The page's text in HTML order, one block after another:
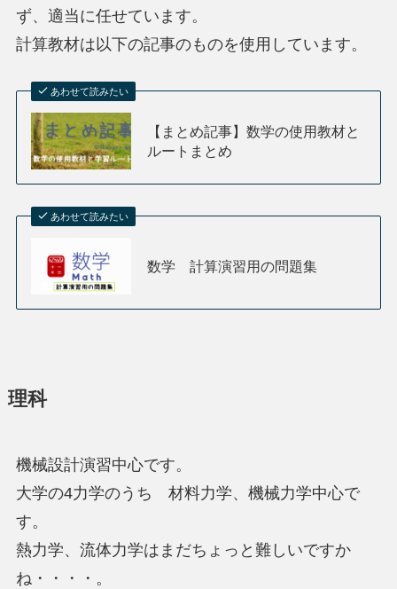
ず、適当に任せています。
計算教材は以下の記事のものを使用しています。
あわせて読みたい
【まとめ記事】数学の使用教材と
ルートまとめ
あわせて読みたい
数学 計算演習用の問題集
理科
機械設計演習中心です。
大学の4力学のうち 材料力学、機械力学中心で
す。
熱力学、流体力学はまだちょっと難しいですか
ね・・・・。